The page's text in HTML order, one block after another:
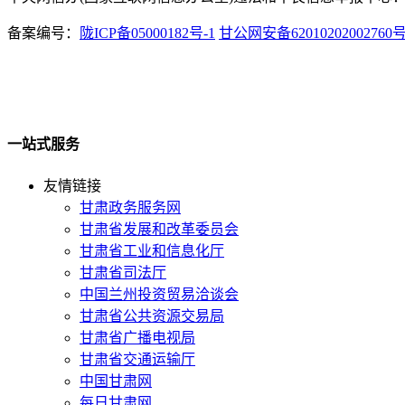
备案编号： 陇ICP备05000182号-1 甘公网安备62010202002760
一站式服务
友情链接
甘肃政务服务网
甘肃省发展和改革委员会
甘肃省工业和信息化厅
甘肃省司法厅
中国兰州投资贸易洽谈会
甘肃省公共资源交易局
甘肃省广播电视局
甘肃省交通运输厅
中国甘肃网